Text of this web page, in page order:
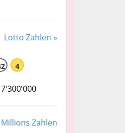
Lotto Zahlen »
4
Zahlen